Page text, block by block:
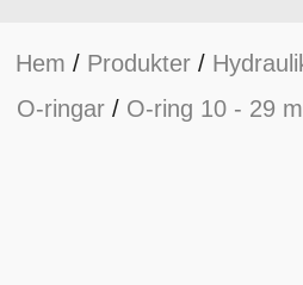
Hem / Produkter/
O-ringar/ O-ring 10 - 29